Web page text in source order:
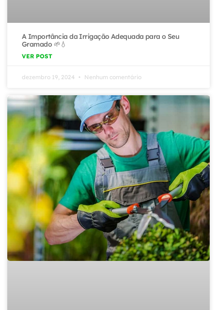
A Importância da Irrigação Adequada para o Seu
Gramado 🌱💧
VER POST
dezembro 19, 2024 Nenhum comentário